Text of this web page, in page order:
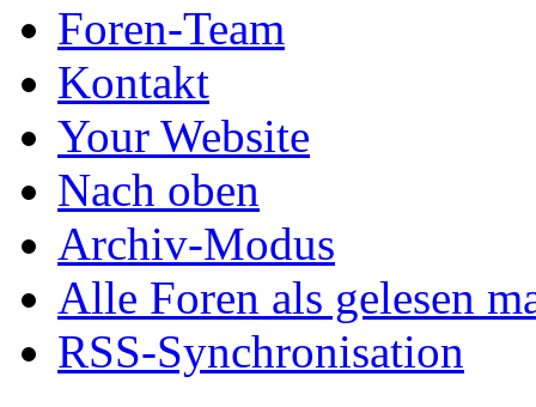
Foren-Team
Kontakt
Your Website
Nach oben
Archiv-Modus
Alle Foren als gelesen
RSS-Synchronisation